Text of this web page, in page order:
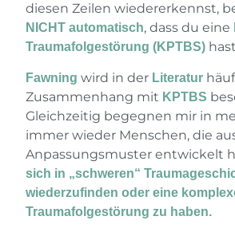
diesen Zeilen wiedererkennst,
NICHT automatisch, dass du eine
Traumafolgestörung (KPTBS)
Fawning wird in der Literatur
Zusammenhang mit KPTBS
Gleichzeitig begegnen mir in
immer wieder Menschen, die
Anpassungsmuster entwickelt
sich in „schweren“
wiederzufinden oder eine
Traumafolgestörung zu haben.